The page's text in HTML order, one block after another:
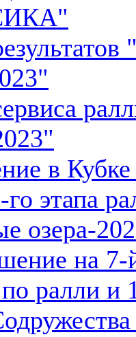
в
этапа
озера-
на 7-
ралли и